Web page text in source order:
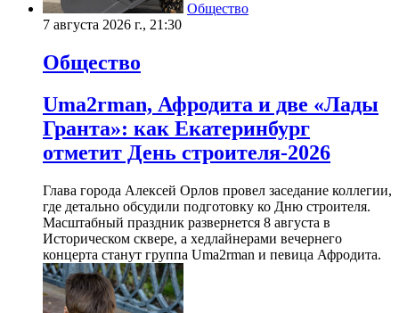
Общество
7 августа 2026 г., 21:30
Общество
Uma2rman, Афродита и две «Лады
Гранта»: как Екатеринбург
отметит День строителя-2026
Глава города Алексей Орлов провел заседание коллегии,
где детально обсудили подготовку ко Дню строителя.
Масштабный праздник развернется 8 августа в
Историческом сквере, а хедлайнерами вечернего
концерта станут группа Uma2rman и певица Афродита.